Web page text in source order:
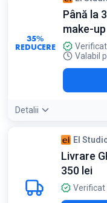
35%
REDUCERE
Până la
make-up
Valabil
Detalii
El
Livrare
350 lei
Verificat